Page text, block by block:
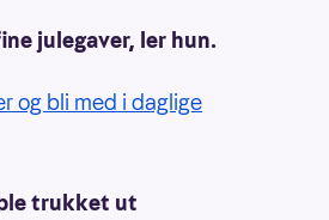
julegaver, ler hun.
og bli med i daglige
trukket ut